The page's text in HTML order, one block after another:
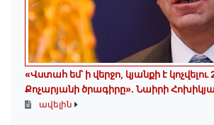
«Վստահ եմ՝ ի վերջո, կյանքի է
Քոչարյանի ծրագիրը». Նաիրի
ավելին